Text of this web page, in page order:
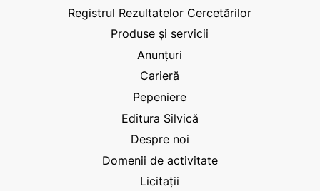
Registrul Rezultatelor Cercetărilor
Produse și servicii
Anunțuri
Carieră
Pepeniere
Editura Silvică
Despre noi
Domenii de activitate
Licitații